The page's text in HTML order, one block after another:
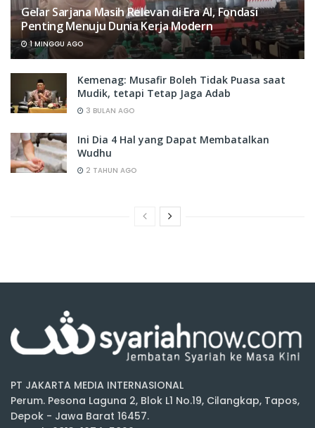
Gelar Sarjana Masih Relevan di Era AI, Fondasi
Penting Menuju Dunia Kerja Modern
1 MINGGU AGO
Kemenag: Musafir Boleh Tidak Puasa saat
Mudik, tetapi Tetap Jaga Adab
3 BULAN AGO
Ini Dia 4 Hal yang Dapat Membatalkan
Wudhu
2 TAHUN AGO
PT JAKARTA MEDIA INTERNASIONAL
Perum. Pesona Laguna 2, Blok L1 No.19, Cilangkap, Tapos,
Depok - Jawa Barat 16457.